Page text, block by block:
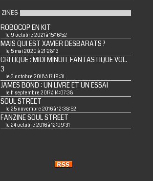
ZINES
ROBOCOP EN KIT
le 9 octobre 2021 à 15:16:52
MAIS QUI EST XAVIER DESBARATS ?
le 5 mai 2020 à 21:28:13
CRITIQUE : MIDI MINUIT FANTASTIQUE VOL.
3
le 3 octobre 2018 à 17:19:31
JAMES BOND : UN LIVRE ET UN ESSAI
le 11 septembre 2017 à 14:07:38
SOUL STREET
le 25 novembre 2016 à 12:38:52
FANZINE SOUL STREET
le 24 octobre 2016 à 12:09:31